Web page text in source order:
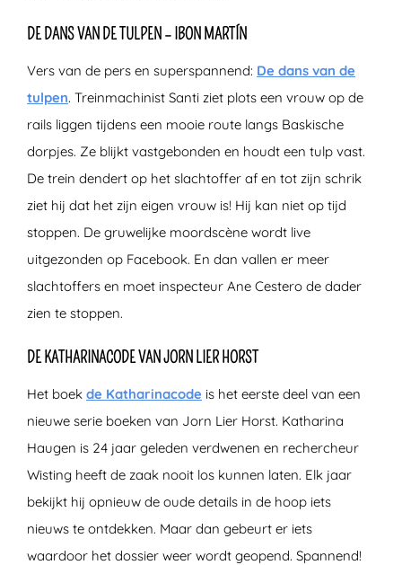
DE DANS VAN DE TULPEN – IBON MARTÍN
Vers van de pers en superspannend: De dans van de
tulpen. Treinmachinist Santi ziet plots een vrouw op de
rails liggen tijdens een mooie route langs Baskische
dorpjes. Ze blijkt vastgebonden en houdt een tulp vast.
De trein dendert op het slachtoffer af en tot zijn schrik
ziet hij dat het zijn eigen vrouw is! Hij kan niet op tijd
stoppen. De gruwelijke moordscène wordt live
uitgezonden op Facebook. En dan vallen er meer
slachtoffers en moet inspecteur Ane Cestero de dader
zien te stoppen.
DE KATHARINACODE VAN JORN LIER HORST
Het boek de Katharinacode is het eerste deel van een
nieuwe serie boeken van Jorn Lier Horst. Katharina
Haugen is 24 jaar geleden verdwenen en rechercheur
Wisting heeft de zaak nooit los kunnen laten. Elk jaar
bekijkt hij opnieuw de oude details in de hoop iets
nieuws te ontdekken. Maar dan gebeurt er iets
waardoor het dossier weer wordt geopend. Spannend!